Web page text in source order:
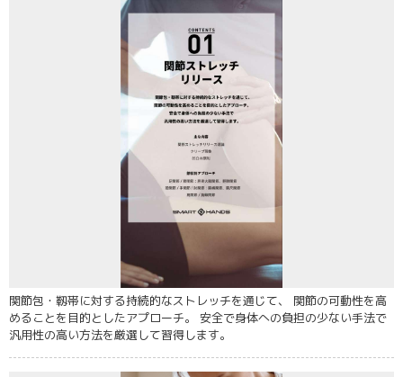
関節包・靱帯に対する持続的なストレッチを通じて、 関節の可動性を高
めることを目的としたアプローチ。 安全で身体への負担の少ない手法で
汎用性の高い方法を厳選して習得します。